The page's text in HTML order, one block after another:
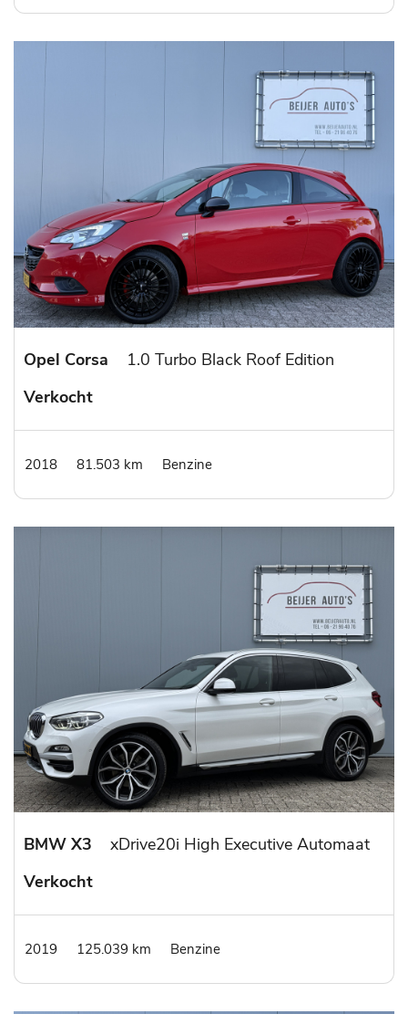
Opel Corsa
1.0 Turbo Black Roof Edition
Verkocht
2018 81.503 km Benzine
BMW X3
xDrive20i High Executive Automaat
Verkocht
2019 125.039 km Benzine